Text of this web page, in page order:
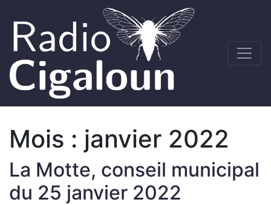
Mois : janvier 2022
La Motte, conseil municipal
du 25 janvier 2022